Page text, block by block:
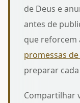
de Deus e
antes de
que reforcem
promessas
preparar
Compartilhar